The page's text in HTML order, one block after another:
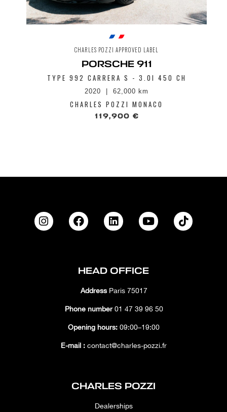
CHARLES POZZI APPROVED LABEL
PORSCHE 911
TYPE 992 CARRERA S - 3.0I 450 CH
2020 62,000 km
CHARLES POZZI MONACO
119,900 €
HEAD OFFICE
AddressParis 75017
Phone number01 47 39 96 50
Opening hours: 09:00–19:00
E-mail : contact@charles-pozzi.fr
CHARLES POZZI
Dealerships